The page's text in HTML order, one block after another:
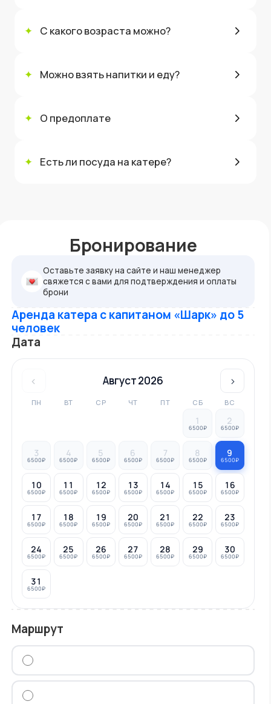
✦ С какого возраста можно?
✦ Можно взять напитки и еду?
✦ О предоплате
✦ Есть ли посуда на катере?
Бронирование
Оставьте заявку на сайте и наш менеджер
свяжется с вами для подтверждения и оплаты
брони
Аренда катера с капитаном «Шарк» до 5
человек
Дата
‹ Август 2026 ›
ПН ВТ СР ЧТ ПТ СБ ВС
1
6500₽
2
6500₽
3
6500₽
4
6500₽
5
6500₽
6
6500₽
7
6500₽
8
6500₽
9
6500₽
10
6500₽
11
6500₽
12
6500₽
13
6500₽
14
6500₽
15
6500₽
16
6500₽
17
6500₽
18
6500₽
19
6500₽
20
6500₽
21
6500₽
22
6500₽
23
6500₽
24
6500₽
25
6500₽
26
6500₽
27
6500₽
28
6500₽
29
6500₽
30
6500₽
31
6500₽
Маршрут